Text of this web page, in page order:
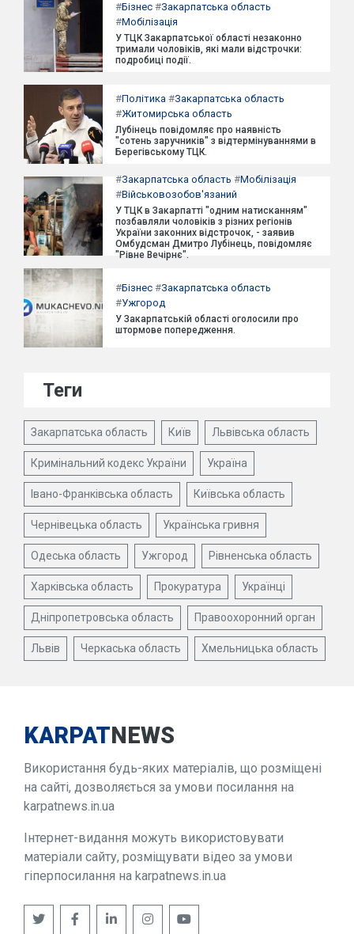
#Бізнес #Закарпатська область
#Мобілізація
У ТЦК Закарпатської області незаконно
тримали чоловіків, які мали відстрочки:
подробиці події.
#Політика #Закарпатська область
#Житомирська область
Лубінець повідомляє про наявність
"сотень заручників" з відтермінуваннями в
Берегівському ТЦК.
#Закарпатська область #Мобілізація
#Військовозобов'язаний
У ТЦК в Закарпатті "одним натисканням"
позбавляли чоловіків з різних регіонів
України законних відстрочок, - заявив
Омбудсман Дмитро Лубінець, повідомляє
"Рівне Вечірнє".
#Бізнес #Закарпатська область
#Ужгород
У Закарпатській області оголосили про
штормове попередження.
Теги
Закарпатська область Київ Львівська область
Кримінальний кодекс України Україна
Івано-Франківська область Київська область
Чернівецька область Українська гривня
Одеська область Ужгород Рівненська область
Харківська область Прокуратура Українці
Дніпропетровська область Правоохоронний орган
Львів Черкаська область Хмельницька область
KARPATNEWS
Використання будь-яких матеріалів, що розміщені
на сайті, дозволяється за умови посилання на
karpatnews.in.ua
Інтернет-видання можуть використовувати
матеріали сайту, розміщувати відео за умови
гіперпосилання на karpatnews.in.ua